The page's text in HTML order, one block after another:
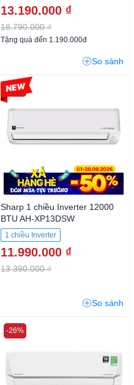
13.190.000 ₫
18.790.000 ₫
Tặng quà đến 1.190.000đ
So sánh
Sharp 1 chiều Inverter 12000
BTU AH-XP13DSW
1 chiều Inverter
11.990.000 ₫
13.390.000 ₫
-10%
So sánh
-26%